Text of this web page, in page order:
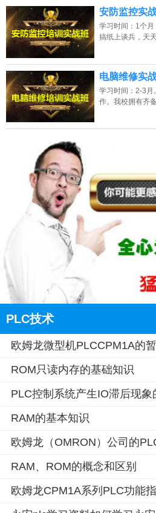
点击免费咨询电话：安防监控实
学习时间：1个
搞纸上谈兵，天
电脑维修实
学习时间：2-3月
作。我校拥有齐
PLC技术
欧姆龙微型机PLCCPM1A的
ROM只读内存的基础知识
PLC控制系统产生IO滞后现
RAM的基本知识
欧姆龙（OMRON）公司的
RAM、ROM的概念和区别
欧姆龙CPM1A系列PLC功能